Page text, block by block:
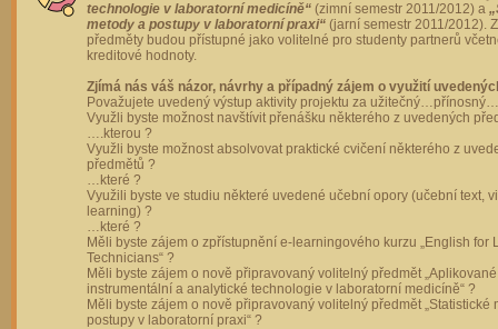
technologie v laboratorní medicíně“ (zimní semestr 2011/2012) a
metody a postupy v laboratorní praxi“ (jarní semestr 2011/2012).
předměty budou přístupné jako volitelné pro studenty partnerů
kreditové hodnoty.
Zjímá nás váš názor, návrhy a případný zájem o využití
Považujete uvedený výstup aktivity projektu za
Využli byste možnost navštívit přenášku některého z uvedených
….kterou ?
Využli byste možnost absolvovat praktické cvičení některého z
předmětů ?
…které ?
Využili byste ve studiu některé uvedené učební opory (učební text,
learning) ?
…které ?
Měli byste zájem o zpřístupnění e-learningového kurzu „English for
Technicians“ ?
Měli byste zájem o nově připravovaný volitelný předmět „Aplikované
instrumentální a analytické technologie v laboratorní medicíně“ ?
Měli byste zájem o nově připravovaný volitelný předmět „Statistické
postupy v laboratorní praxi“ ?